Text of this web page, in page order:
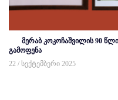
მერაბ კოკოჩაშვილის 90
გამოფენა
22 / სექტემბერი 2025